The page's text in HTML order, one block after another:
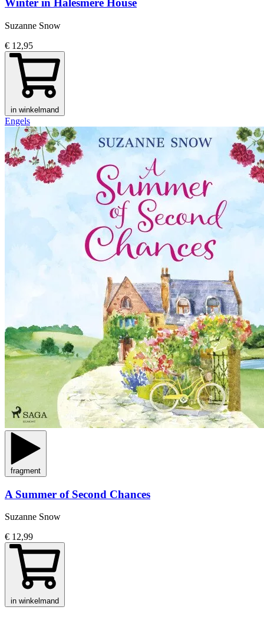
Winter in Halesmere House
Suzanne Snow
€ 12,95
in winkelmand
Engels
fragment
A Summer of Second Chances
Suzanne Snow
€ 12,99
in winkelmand